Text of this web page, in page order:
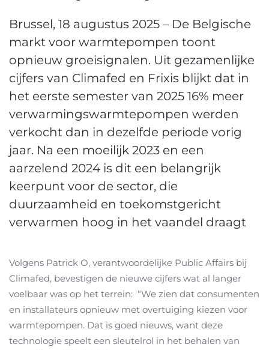
Brussel, 18 augustus 2025 – De Belgische
markt voor warmtepompen toont
opnieuw groeisignalen. Uit gezamenlijke
cijfers van Climafed en Frixis blijkt dat in
het eerste semester van 2025 16% meer
verwarmingswarmtepompen werden
verkocht dan in dezelfde periode vorig
jaar. Na een moeilijk 2023 en een
aarzelend 2024 is dit een belangrijk
keerpunt voor de sector, die
duurzaamheid en toekomstgericht
verwarmen hoog in het vaandel draagt
Volgens Patrick O, verantwoordelijke Public Affairs bij
Climafed, bevestigen de nieuwe cijfers wat al langer
voelbaar was op het terrein: “We zien dat consumenten
en installateurs opnieuw met overtuiging kiezen voor
warmtepompen. Dat is goed nieuws, want deze
technologie speelt een sleutelrol in het behalen van